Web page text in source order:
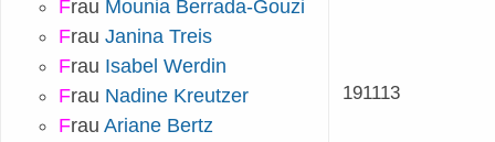
191113
Frau Mounia Berrada-Gouzi
Frau Janina Treis
Frau Isabel Werdin
Frau Nadine Kreutzer
Frau Ariane Bertz